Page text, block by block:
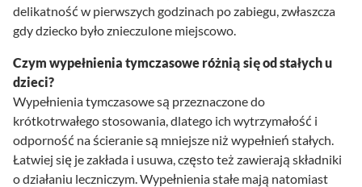
delikatność w pierwszych godzinach po zabiegu, zwłaszcza
gdy dziecko było znieczulone miejscowo.
Czym wypełnienia tymczasowe różnią się od stałych u
dzieci?
Wypełnienia tymczasowe są przeznaczone do
krótkotrwałego stosowania, dlatego ich wytrzymałość i
odporność na ścieranie są mniejsze niż wypełnień stałych.
Łatwiej się je zakłada i usuwa, często też zawierają składniki
o działaniu leczniczym. Wypełnienia stałe mają natomiast